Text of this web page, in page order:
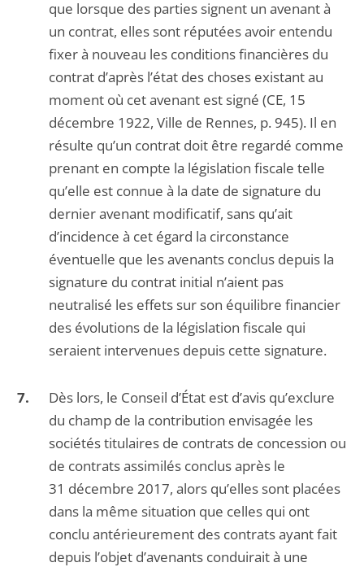
que lorsque des parties signent un avenant à
un contrat, elles sont réputées avoir entendu
fixer à nouveau les conditions financières du
contrat d’après l’état des choses existant au
moment où cet avenant est signé (CE, 15
décembre 1922, Ville de Rennes, p. 945). Il en
résulte qu’un contrat doit être regardé comme
prenant en compte la législation fiscale telle
qu’elle est connue à la date de signature du
dernier avenant modificatif, sans qu’ait
d’incidence à cet égard la circonstance
éventuelle que les avenants conclus depuis la
signature du contrat initial n’aient pas
neutralisé les effets sur son équilibre financier
des évolutions de la législation fiscale qui
seraient intervenues depuis cette signature.
Dès lors, le Conseil d’État est d’avis qu’exclure
du champ de la contribution envisagée les
sociétés titulaires de contrats de concession ou
de contrats assimilés conclus après le
31 décembre 2017, alors qu’elles sont placées
dans la même situation que celles qui ont
conclu antérieurement des contrats ayant fait
depuis l’objet d’avenants conduirait à une